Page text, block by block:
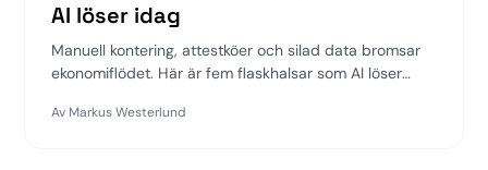
AI löser idag
Manuell kontering, attestköer och silad data bromsar
ekonomiflödet. Här är fem flaskhalsar som AI löser
Av Markus Westerlund